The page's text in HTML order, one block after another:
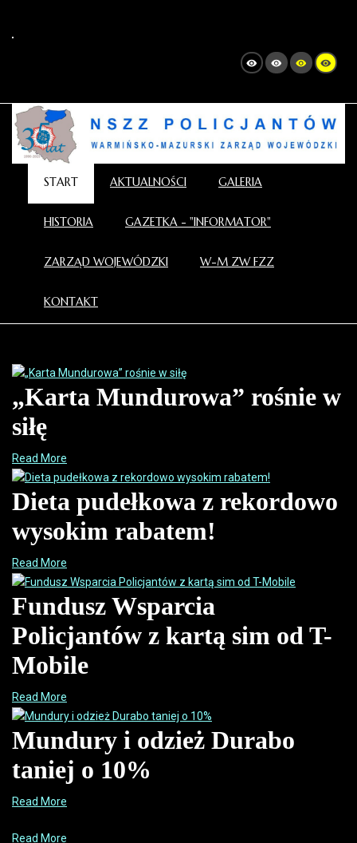
START AKTUALNOŚCI GALERIA
HISTORIA GAZETKA - "INFORMATOR"
ZARZĄD WOJEWÓDZKI W-M ZW FZZ
KONTAKT
„Karta Mundurowa” rośnie w
siłę
Read More
Dieta pudełkowa z rekordowo
wysokim rabatem!
Read More
Fundusz Wsparcia
Policjantów z kartą sim od T-
Mobile
Read More
Mundury i odzież Durabo
taniej o 10%
Read More
Read More